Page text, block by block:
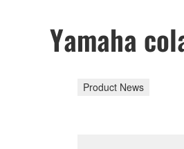
Yamaha
Product News